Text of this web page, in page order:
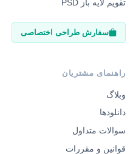
تقویم لایه باز PSD
سفارش طراحی اختصاصی
راهنمای مشتریان
وبلاگ
دانلودها
سوالات متداول
قوانین و مقررات